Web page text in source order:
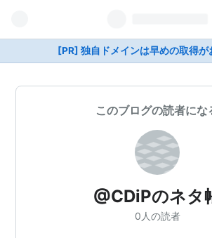
[PR] 独自ドメインは早めの取得が
このブログの読者にな
@CDiPのネタ
0人の読者